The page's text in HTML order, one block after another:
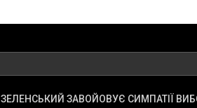
ЗЕЛЕНСЬКИЙ ЗАВОЙОВУЄ СИМПАТІЇ